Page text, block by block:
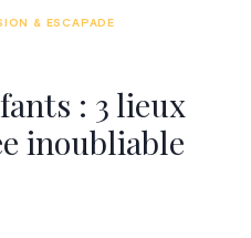
: 3 lieux
inoubliable
& ESCAPADE